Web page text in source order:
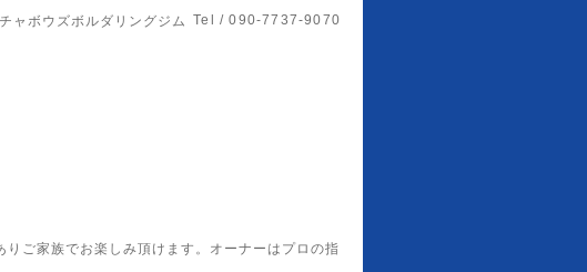
チャボウズボルダリングジム Tel / 090-7737-9070
ご家族でお楽しみ頂けます。オーナーはプロの指